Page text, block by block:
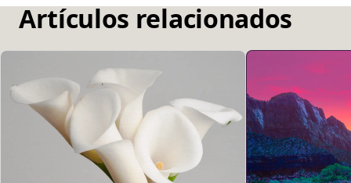
Artículos relacionados